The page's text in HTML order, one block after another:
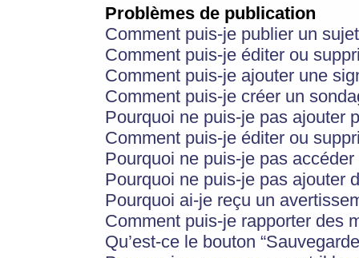
Problèmes de publication
Comment puis-je publier un
Comment puis-je éditer ou
Comment puis-je ajouter une
Comment puis-je créer un
Pourquoi ne puis-je pas ajouter
Comment puis-je éditer ou
Pourquoi ne puis-je pas
Pourquoi ne puis-je pas ajouter
Pourquoi ai-je reçu un
Comment puis-je rapporter des
Qu’est-ce le bouton